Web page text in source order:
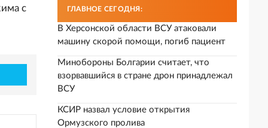
с
ГЛАВНОЕ СЕГОДНЯ:
В Херсонской области ВСУ атаковали
машину скорой помощи, погиб пациент
Минобороны Болгарии считает, что
взорвавшийся в стране дрон принадлежал
ВСУ
КСИР назвал условие открытия
Ормузского пролива